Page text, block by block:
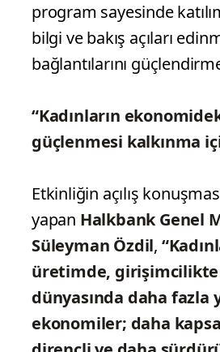
program sayesinde
bilgi ve bakış açıları
bağlantılarını
“Kadınların
güçlenmesi kalkınma
Etkinliğin açılış
yapan Halkbank Genel
Süleyman Özdil, “
üretimde, girişimcilikte
dünyasında daha fazla
ekonomiler; daha